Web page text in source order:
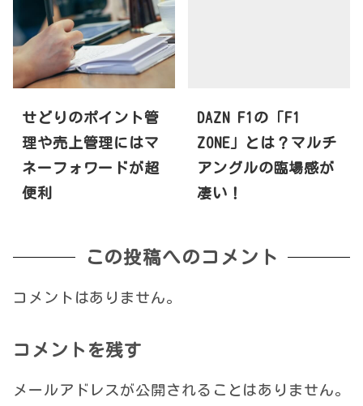
せどりのポイント管
理や売上管理にはマ
ネーフォワードが超
便利
DAZN F1の「F1
ZONE」とは？マルチ
アングルの臨場感が
凄い！
この投稿へのコメント
コメントはありません。
コメントを残す
メールアドレスが公開されることはありません。